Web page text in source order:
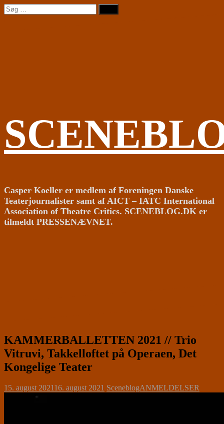
Videre
til
Søg
efter:
Casper Koeller er medlem af Foreningen Danske
Teaterjournalister samt af AICT – IATC International
Association of Theatre Critics. SCENEBLOG.DK er
tilmeldt PRESSENÆVNET.
KAMMERBALLETTEN 2021 // Trio
Vitruvi, Takkelloftet på Operaen, Det
Kongelige Teater
15. august 202116. august 2021 SceneblogANMELDELSER